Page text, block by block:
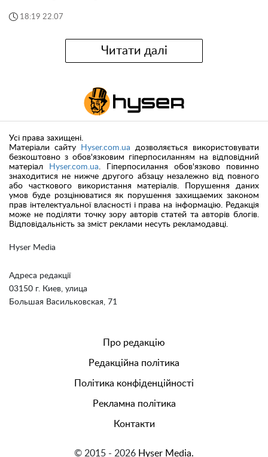
18:19 22.07
Читати далі
Hyser Media
Адреса редакції
03150 г. Киев, улица
Большая Васильковская, 71
Усі права захищені.
Матеріали сайту
Hyser.com.ua дозволяється використовувати
безкоштовно з обов'язковим гіперпосиланням на відповідний
матеріал
Hyser.com.ua. Гіперпосилання обов'язково повинно
знаходитися не нижче другого абзацу незалежно від повного
або часткового використання матеріалів. Порушення даних
умов буде розцінюватися як порушення захищаемих законом
прав інтелектуальної власності і права на інформацію. Редакція
може не поділяти точку зору авторів статей та авторів блогів.
Відповідальність за зміст реклами несуть рекламодавці.
Про редакцію
Редакційна політика
Політика конфіденційності
Рекламна політика
Контакти
© 2015 - 2026 Hyser Media.